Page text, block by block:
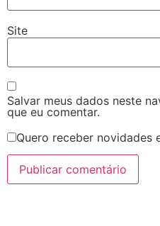
Site
Salvar meus dados neste
que eu comentar.
Quero receber novidades